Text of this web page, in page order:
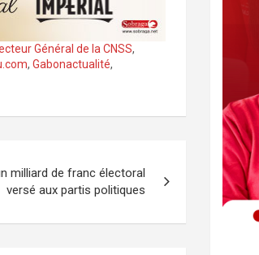
Général de la CNSS,
, Gabonactualité,
milliard de franc électoral
versé aux partis politiques